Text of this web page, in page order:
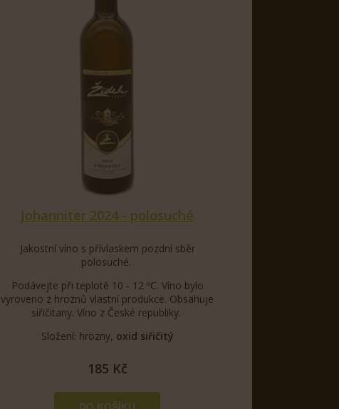
Johanniter 2024 - polosuché
Jakostní víno s přívlaskem pozdní sběr
polosuché.
Podávejte při teplotě 10 - 12 ºC. Víno bylo
vyroveno z hroznů vlastní produkce. Obsahuje
siřičitany. Víno z České republiky.
Složení: hrozny, oxid siřičitý
185 Kč